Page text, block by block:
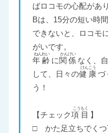
ばロコモの心配があ
Bは、15分の短い時
できないと、ロコモ
がいです。
年齢 に関係 なく、
して、日々の健康づ
う！
【チェック項目 】
□ かた足立ちでくつ